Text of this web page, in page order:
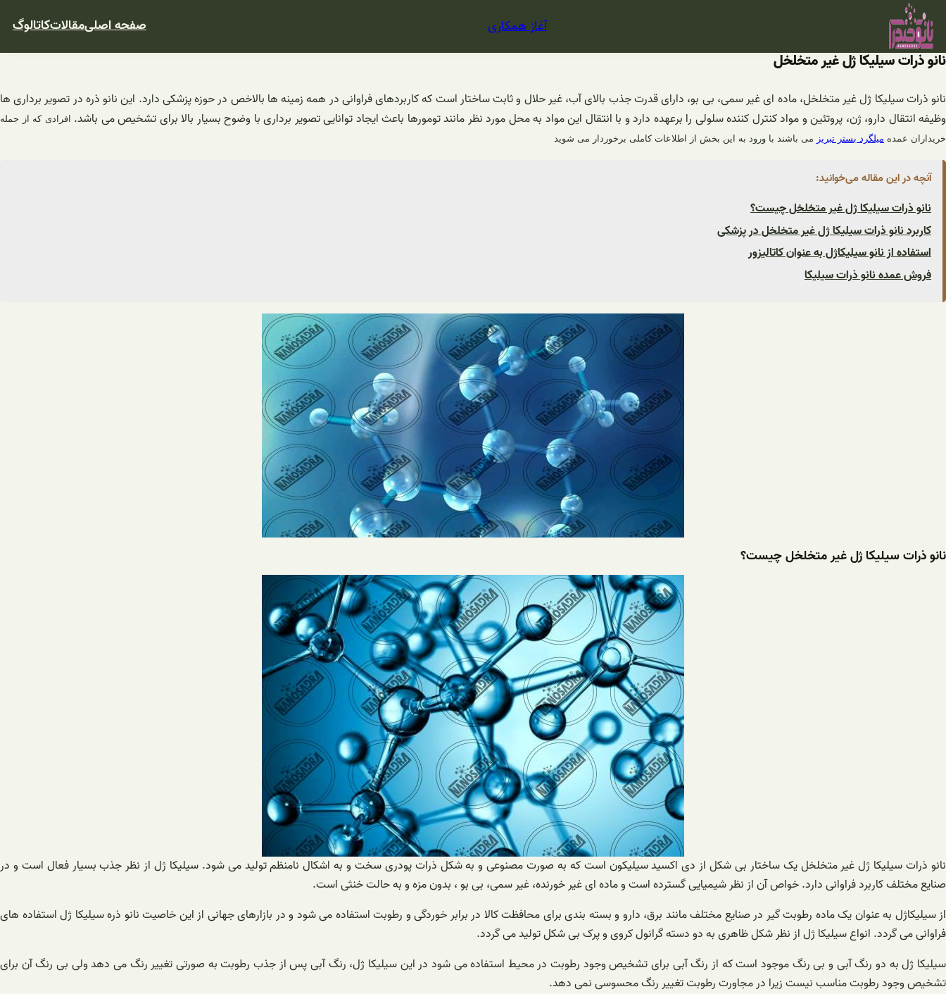
محتوا
آغاز همکاری صفحه اصلیمقالاتکاتالوگ
نانو ذرات سیلیکا ژل غیر متخلخل
نانو ذرات سیلیکا ژل غیر متخلخل، ماده ای غیر سمی، بی بو، دارای قدرت جذب بالای آب، غیر حلال و ثابت ساختار است که کاربردهای فراوانی در همه زمینه ها بالاخص در حوزه پزشکی دارد. این نانو ذره در تصویر برداری ها
وظیفه انتقال دارو، ژن، پروتئین و مواد کنترل کننده سلولی را برعهده دارد و با انتقال این مواد به محل مورد نظر مانند تومورها باعث ایجاد توانایی تصویر برداری با وضوح بسیار بالا برای تشخیص می باشد. افرادی که از جمله
خریداران عمده میلگرد بستر تبریز می باشند با ورود به این بخش از اطلاعات کاملی برخوردار می شوید
آنچه در این مقاله می‌خوانید:
نانو ذرات سیلیکا ژل غیر متخلخل چیست؟
کاربرد نانو ذرات سیلیکا ژل غیر متخلخل در پزشکی
استفاده از نانو سیلیکاژل به عنوان کاتالیزور
فروش عمده نانو ذرات سیلیکا
نانو ذرات سیلیکا ژل غیر متخلخل چیست؟
نانو ذرات سیلیکا ژل غیر متخلخل یک ساختار بی شکل از دی اکسید سیلیکون است که به صورت مصنوعی و به شکل ذرات پودری سخت و به اشکال نامنظم تولید می شود. سیلیکا ژل از نظر جذب بسیار فعال است و در
صنایع مختلف کاربرد فراوانی دارد. خواص آن از نظر شیمیایی گسترده است و ماده ای غیر خورنده، غیر سمی، بی بو ، بدون مزه و به حالت خنثی است.
از سیلیکاژل به عنوان یک ماده رطوبت گیر در صنایع مختلف مانند برق، دارو و بسته بندی برای محافظت کالا در برابر خوردگی و رطوبت استفاده می شود و در بازارهای جهانی از این خاصیت نانو ذره سیلیکا ژل استفاده های
فراوانی می گردد. انواع سیلیکا ژل از نظر شکل ظاهری به دو دسته گرانول کروی و پرک بی شکل تولید می گردد.
سیلیکا ژل به دو رنگ آبی و بی رنگ موجود است که از رنگ آبی برای تشخیص وجود رطوبت در محیط استفاده می شود در این سیلیکا ژل، رنگ آبی پس از جذب رطوبت به صورتی تغییر رنگ می دهد ولی بی رنگ آن برای
تشخیص وجود رطوبت مناسب نیست زیرا در مجاورت رطوبت تغییر رنگ محسوسی نمی دهد.